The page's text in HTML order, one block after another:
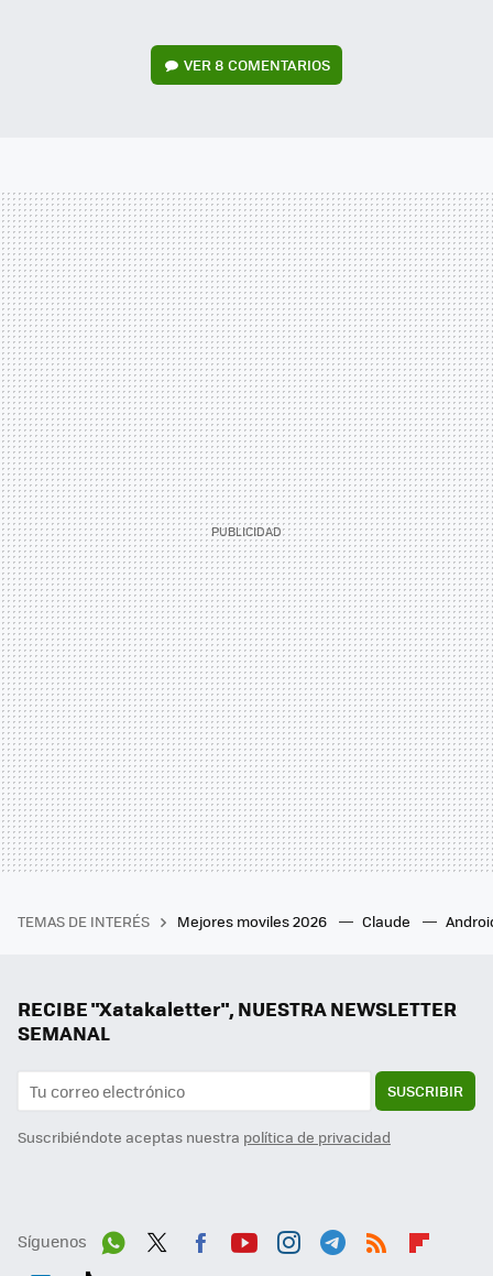
VER8 COMENTARIOS
TEMAS DE INTERÉS Mejores moviles 2026 Claude
RECIBE "Xatakaletter", NUESTRA NEWSLETTER
SEMANAL
SUSCRIBIR
Suscribiéndote aceptas nuestra política de privacidad
Síguenos